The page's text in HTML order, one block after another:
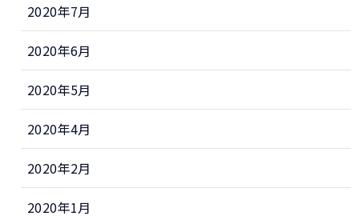
2020年7月
2020年6月
2020年5月
2020年4月
2020年2月
2020年1月